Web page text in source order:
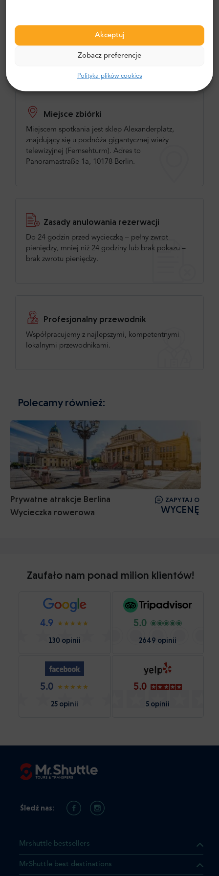
Akceptuj
Zobacz preferencje
Polityka plików cookies
Częstotliwość
Miejsce zbiórki
Miejscem spotkania jest sklep Alexanderplatz,
znajdujący się u podnóża gigantycznej wieży
telewizyjnej (Fernsehturm). Adres to
Panoramastraße 1a, 10178 Berlin.
Zasady anulowania rezerwacji
Do 24 godzin przed wycieczką – pełny zwrot
pieniędzy, mniej niż 24 godziny lub brak pokazu –
brak zwrotu pieniędzy.
Profesjonalny przewodnik
Współpracujemy z najlepszymi, kompetentnymi
lokalnymi przewodnikami.
Polecamy również:
Prywatne atrakcje Berlina
Wycieczka rowerowa
ZAPYTAJ O
WYCENĘ
Zaufało nam ponad milion klientów!
4.9
130 opinii
5.0
2649 opinii
5.0
25 opinii
5.0
5 opinii
Mrshuttle bestsellers
MrShuttle best destinations
Śledź nas: